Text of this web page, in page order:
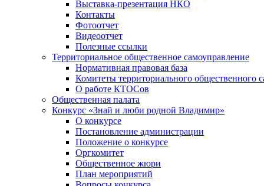
Выставка-презентация НКО
Контакты
Фотоотчет
Видеоотчет
Полезные ссылки
Территориальное общественное самоуправление
Нормативная правовая база
Комитеты территориального общественного
О работе КТОСов
Общественная палата
Конкурс «Знай и люби родной Владимир»
О конкурсе
Постановление администрации
Положение о конкурсе
Оргкомитет
Общественное жюри
План мероприятий